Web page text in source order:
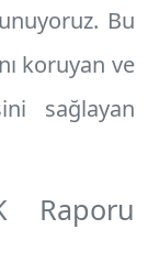
Bu
koruyan ve
sağlayan
Raporu